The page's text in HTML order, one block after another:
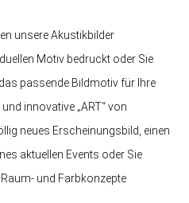
unsere Akustikbilder
Motiv bedruckt oder Sie
passende Bildmotiv für Ihre
innovative „ART“ von
neues Erscheinungsbild, einen
aktuellen Events oder Sie
und Farbkonzepte